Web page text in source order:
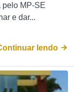
MP-SE
e dar...
lendo